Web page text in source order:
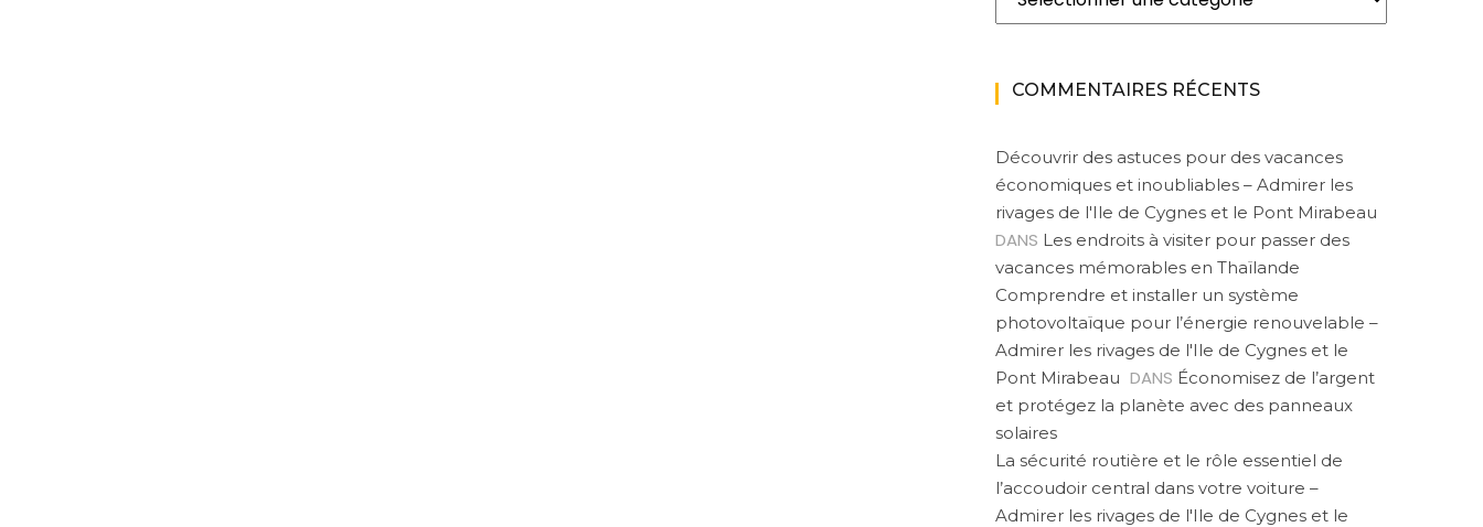
COMMENTAIRES RÉCENTS
Découvrir des astuces pour des vacances
économiques et inoubliables – Admirer les
rivages de l'Ile de Cygnes et le Pont Mirabeau
DANS Les endroits à visiter pour passer des
vacances mémorables en Thaïlande
Comprendre et installer un système
photovoltaïque pour l’énergie renouvelable –
Admirer les rivages de l'Ile de Cygnes et le
Pont Mirabeau DANS Économisez de l’argent
et protégez la planète avec des panneaux
solaires
La sécurité routière et le rôle essentiel de
l’accoudoir central dans votre voiture –
Admirer les rivages de l'Ile de Cygnes et le